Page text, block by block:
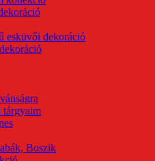
esküvői dekoráció
tárgyaim
Boszik